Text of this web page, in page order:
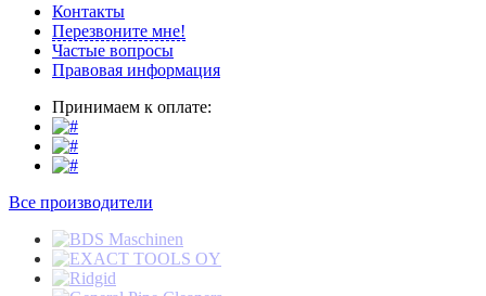
Контакты
Перезвоните мне!
Частые вопросы
Правовая информация
Принимаем к оплате:
Все производители